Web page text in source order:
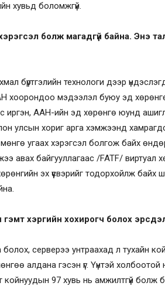
хувьд боломжгүй.
болж магадгүй байна. Энэ
бүртгэлийн технологи дээр
хоорондоо мэдээлэл буюу эд
иргэн, ААН-ийн эд хөрөнгө юунд
улсын хориг арга хэмжээнд
мөнгө угаах хэрэгсэл болгож байх
авах байгууллагаас /FATF/ виртуал
эх үүсвэрийг тодорхойлж
гэмт хэргийн хохирогч болох
серверээ унтраахад л тухайн
алдана гэсэн үг. Үүнтэй холбоотой
97 хувь нь амжилтгүй болж